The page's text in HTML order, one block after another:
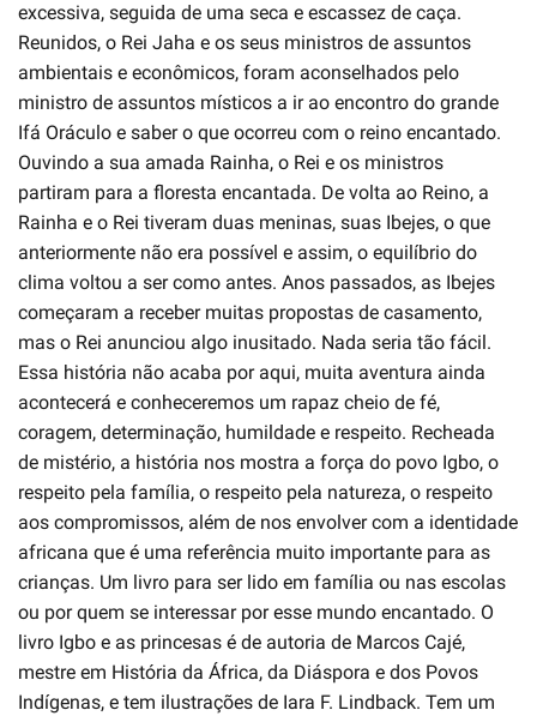
excessiva, seguida de uma seca e escassez de caça.
Reunidos, o Rei Jaha e os seus ministros de assuntos
ambientais e econômicos, foram aconselhados pelo
ministro de assuntos místicos a ir ao encontro do grande
Ifá Oráculo e saber o que ocorreu com o reino encantado.
Ouvindo a sua amada Rainha, o Rei e os ministros
partiram para a floresta encantada. De volta ao Reino, a
Rainha e o Rei tiveram duas meninas, suas Ibejes, o que
anteriormente não era possível e assim, o equilíbrio do
clima voltou a ser como antes. Anos passados, as Ibejes
começaram a receber muitas propostas de casamento,
mas o Rei anunciou algo inusitado. Nada seria tão fácil.
Essa história não acaba por aqui, muita aventura ainda
acontecerá e conheceremos um rapaz cheio de fé,
coragem, determinação, humildade e respeito. Recheada
de mistério, a história nos mostra a força do povo Igbo, o
respeito pela família, o respeito pela natureza, o respeito
aos compromissos, além de nos envolver com a identidade
africana que é uma referência muito importante para as
crianças. Um livro para ser lido em família ou nas escolas
ou por quem se interessar por esse mundo encantado. O
livro Igbo e as princesas é de autoria de Marcos Cajé,
mestre em História da África, da Diáspora e dos Povos
Indígenas, e tem ilustrações de Iara F. Lindback. Tem um